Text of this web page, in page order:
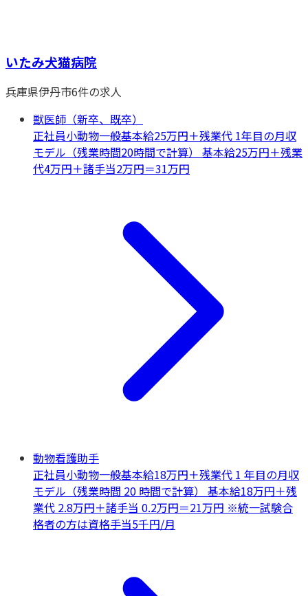
いたみ犬猫病院
兵庫県伊丹市6件の求人
獣医師（新卒、既卒）
正社員小動物一般基本給25万円＋残業代 1年目の月収
モデル（残業時間20時間で計算） 基本給25万円＋残業
代4万円＋諸手当2万円＝31万円
動物看護助手
正社員小動物一般基本給18万円＋残業代 1 年目の月収
モデル（残業時間 20 時間で計算） 基本給18万円＋残
業代 2.8万円＋諸手当 0.2万円＝21万円 ※統一試験合
格者の方は資格手当5千円/月